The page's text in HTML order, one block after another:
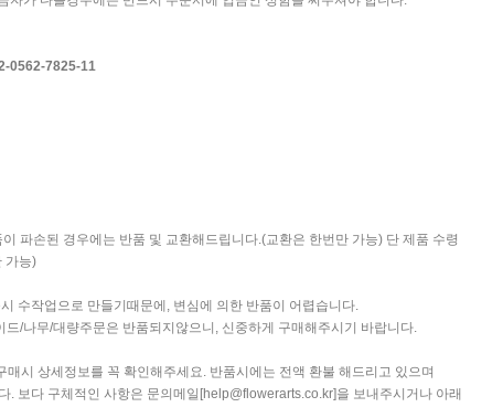
0562-7825-11
파손된 경우에는 반품 및 교환해드립니다.(교환은 한번만 가능) 단 제품 수령
가능)
수작업으로 만들기때문에, 변심에 의한 반품이 어렵습니다.
/나무/대량주문은 반품되지않으니, 신중하게 구매해주시기 바랍니다.
시 상세정보를 꼭 확인해주세요. 반품시에는 전액 환불 해드리고 있으며
. 보다 구체적인 사항은 문의메일[help@flowerarts.co.kr]을 보내주시거나 아래